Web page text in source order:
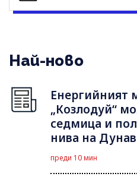
Най-ново
Енергийният
„Козлодуй“
седмица и
нива на Дунав
преди 10 мин